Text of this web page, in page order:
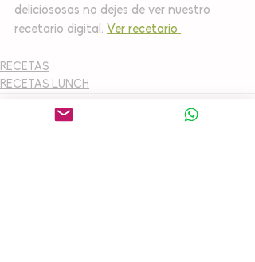
deliciososas no dejes de ver nuestro
recetario digital: Ver recetario
RECETAS
RECETAS LUNCH